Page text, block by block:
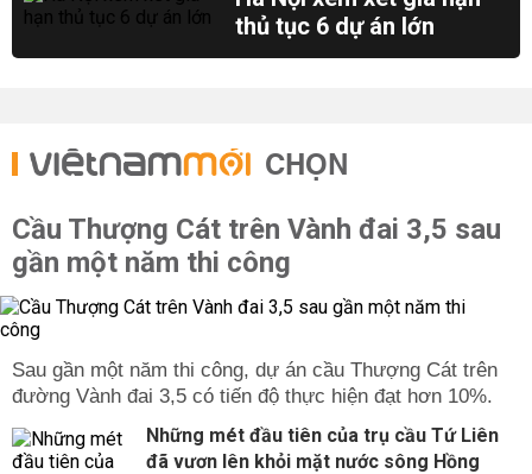
thủ tục 6 dự án lớn
CHỌN
Cầu Thượng Cát trên Vành đai 3,5 sau
gần một năm thi công
Sau gần một năm thi công, dự án cầu Thượng Cát trên
đường Vành đai 3,5 có tiến độ thực hiện đạt hơn 10%.
Những mét đầu tiên của trụ cầu Tứ Liên
đã vươn lên khỏi mặt nước sông Hồng